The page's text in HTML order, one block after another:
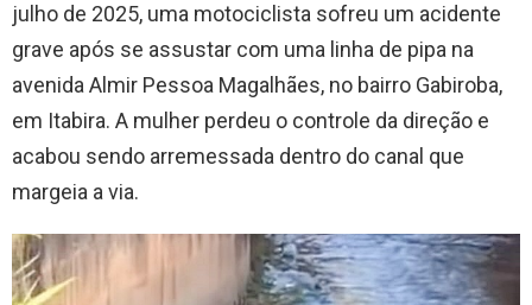
julho de 2025, uma motociclista sofreu um acidente
grave após se assustar com uma linha de pipa na
avenida Almir Pessoa Magalhães, no bairro Gabiroba,
em Itabira. A mulher perdeu o controle da direção e
acabou sendo arremessada dentro do canal que
margeia a via.